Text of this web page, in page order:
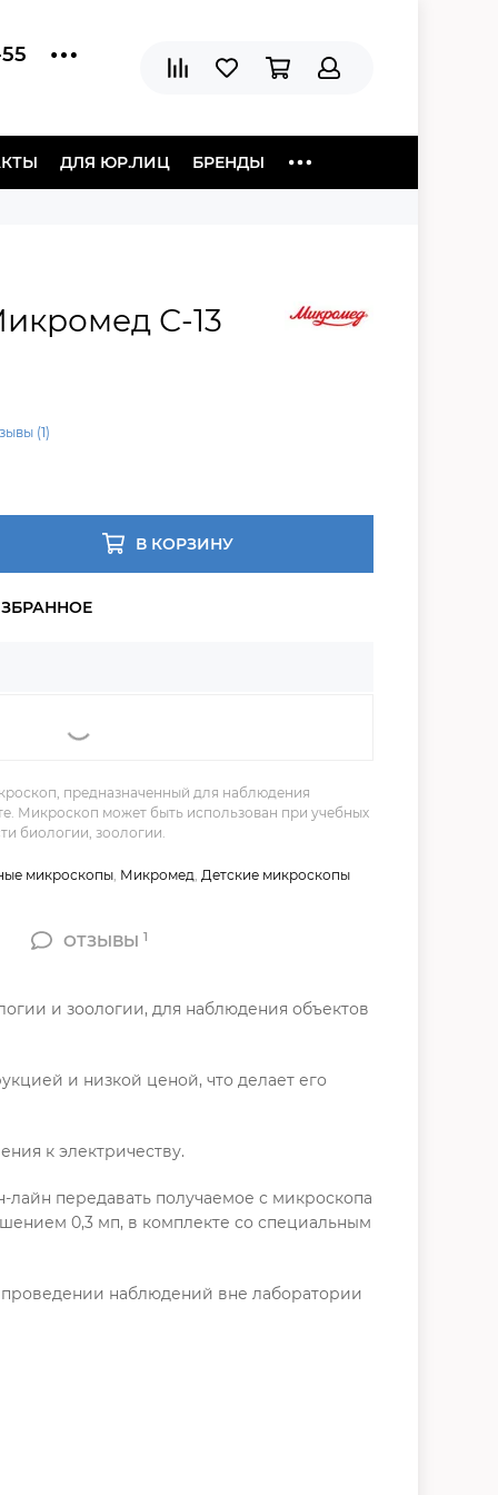
ДЛЯ ЮР.ЛИЦ БРЕНДЫ
С-13
(1)
В КОРЗИНУ
предназначенный для наблюдения
Микроскоп может быть использован при учебных
биологии, зоологии.
микроскопы Микромед Детские микроскопы
ОТЗЫВЫ 1
и зоологии, для наблюдения объектов
и низкой ценой, что делает его
к электричеству.
передавать получаемое с микроскопа
0,3 мп, в комплекте со специальным
наблюдений вне лаборатории